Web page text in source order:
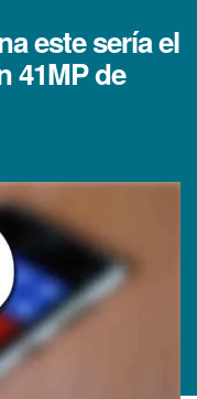
este serí­a el
41MP de